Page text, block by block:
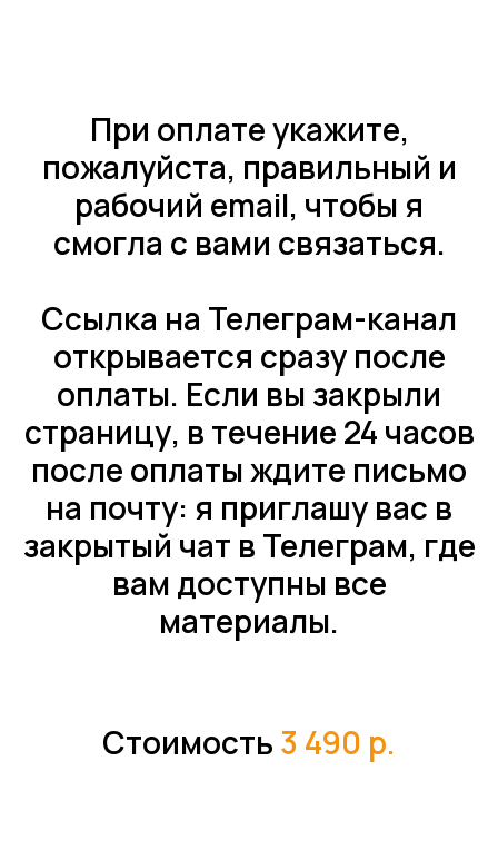
При оплате укажите,
пожалуйста, правильный и
рабочий email, чтобы я
смогла с вами связаться.
Ссылка на Телеграм-канал
открывается сразу после
оплаты. Если вы закрыли
страницу, в течение 24 часов
после оплаты ждите письмо
на почту: я приглашу вас в
закрытый чат в Телеграм, где
вам доступны все
материалы.
Стоимость 3 490 р.